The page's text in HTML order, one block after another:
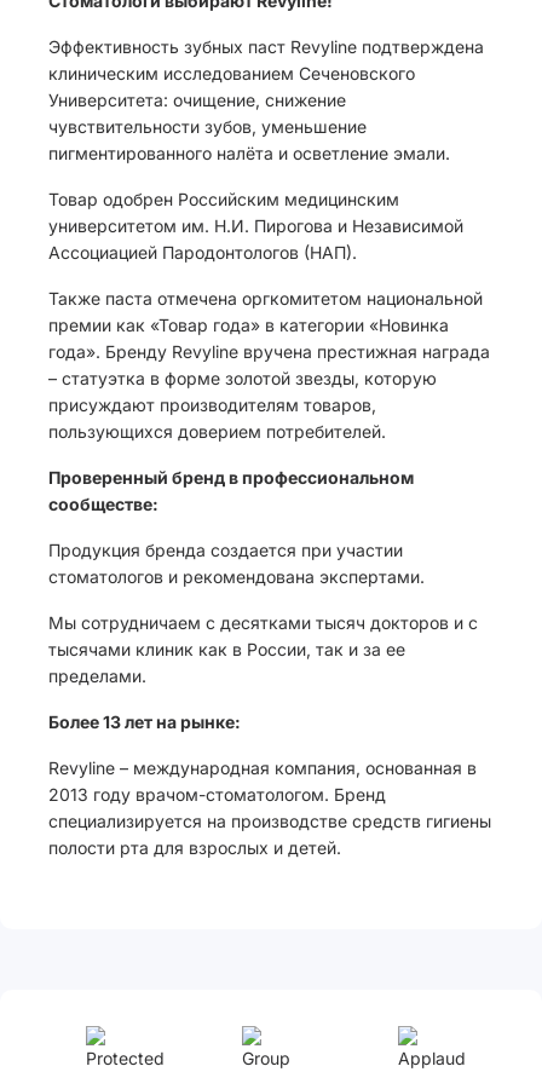
Эффективность зубных паст Revyline подтверждена
клиническим исследованием Сеченовского
Университета: очищение, снижение
чувствительности зубов, уменьшение
пигментированного налёта и осветление эмали.
Товар одобрен Российским медицинским
университетом им. Н.И. Пирогова и Независимой
Ассоциацией Пародонтологов (НАП).
Также паста отмечена оргкомитетом национальной
премии как «Товар года» в категории «Новинка
года». Бренду Revyline вручена престижная награда
– статуэтка в форме золотой звезды, которую
присуждают производителям товаров,
пользующихся доверием потребителей.
Проверенный бренд в профессиональном
сообществе:
Продукция бренда создается при участии
стоматологов и рекомендована экспертами.
Мы сотрудничаем с десятками тысяч докторов и с
тысячами клиник как в России, так и за ее
пределами.
Более 13 лет на рынке:
Revyline – международная компания, основанная в
2013 году врачом-стоматологом. Бренд
специализируется на производстве средств гигиены
полости рта для взрослых и детей.